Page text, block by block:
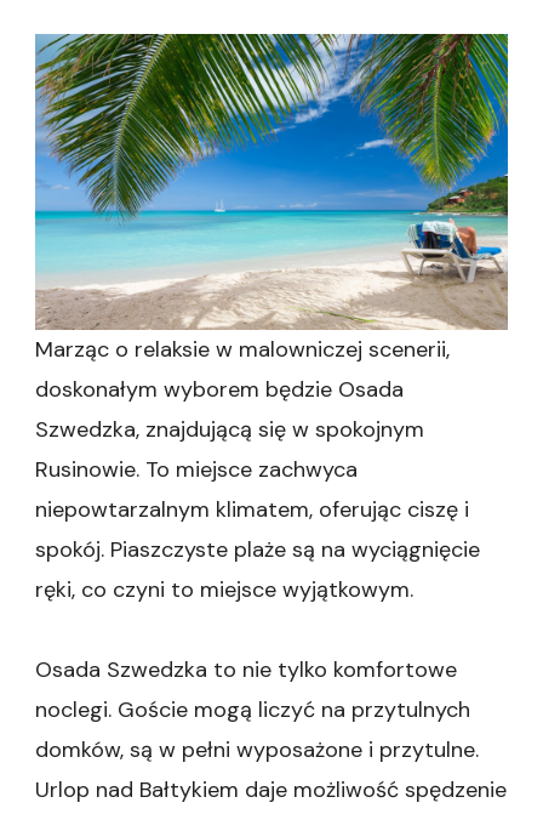
wakacje
nad
morzem
–
Osada
Szwedzka
dla
całej
rodziny
Marząc o relaksie w malowniczej scenerii,
doskonałym wyborem będzie Osada
Szwedzka, znajdującą się w spokojnym
Rusinowie. To miejsce zachwyca
niepowtarzalnym klimatem, oferując ciszę i
spokój. Piaszczyste plaże są na wyciągnięcie
ręki, co czyni to miejsce wyjątkowym.
Osada Szwedzka to nie tylko komfortowe
noclegi. Goście mogą liczyć na przytulnych
domków, są w pełni wyposażone i przytulne.
Urlop nad Bałtykiem daje możliwość spędzenie